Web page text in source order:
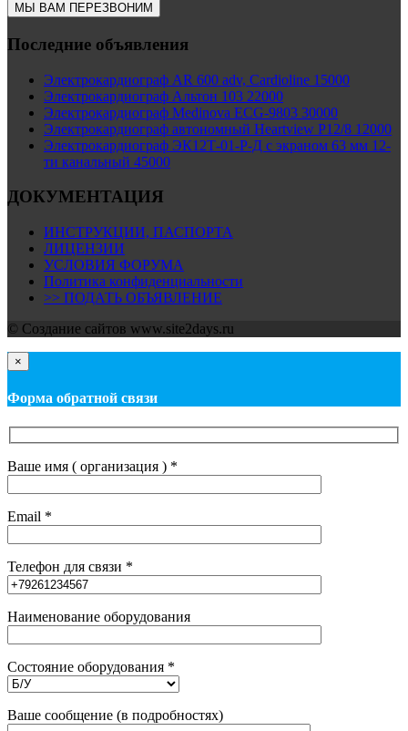
МЫ ВАМ ПЕРЕЗВОНИМ
Последние объявления
Электрокардиограф AR 600 adv, Cardioline 15000
Электрокардиограф Альтон 103 22000
Электрокардиограф Medinova ECG-9803 30000
Электрокардиограф автономный Heartview P12/8 12000
Электрокардиограф ЭК12Т-01-Р-Д с экраном 63 мм 12-
ти канальный 45000
ДОКУМЕНТАЦИЯ
ИНСТРУКЦИИ, ПАСПОРТА
ЛИЦЕНЗИИ
УСЛОВИЯ ФОРУМА
Политика конфиденциальности
>> ПОДАТЬ ОБЪЯВЛЕНИЕ
© Cоздание сайтов www.site2days.ru
×
Форма обратной связи
Ваше имя ( организация ) *
Email *
Телефон для связи *
Наименование оборудования
Состояние оборудования *
Ваше сообщение (в подробностях)